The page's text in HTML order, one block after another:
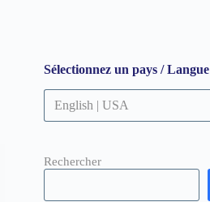
Sélectionnez un pays / Langue
Rechercher